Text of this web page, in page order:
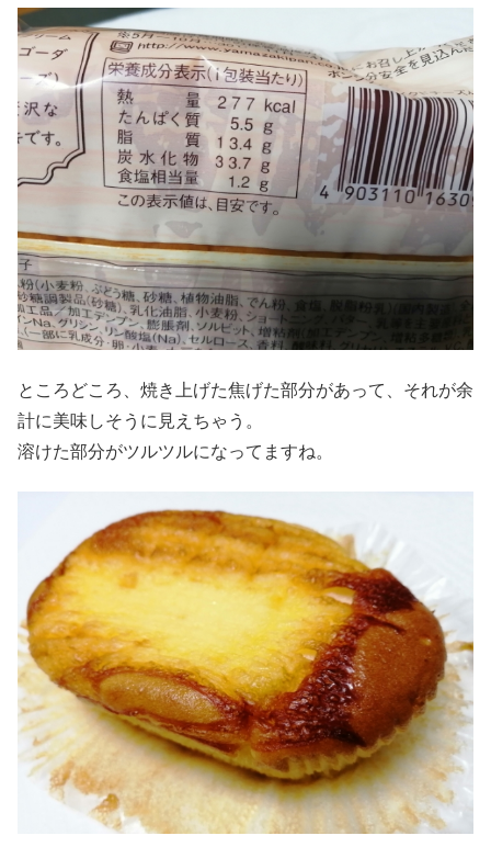
ところどころ、焼き上げた焦げた部分があって、それが余
計に美味しそうに見えちゃう。
溶けた部分がツルツルになってますね。